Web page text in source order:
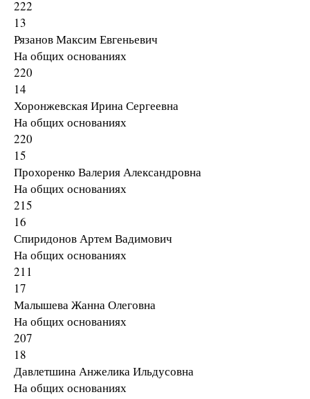
222
13
Рязанов Максим Евгеньевич
На общих основаниях
220
14
Хоронжевская Ирина Сергеевна
На общих основаниях
220
15
Прохоренко Валерия Александровна
На общих основаниях
215
16
Спиридонов Артем Вадимович
На общих основаниях
211
17
Малышева Жанна Олеговна
На общих основаниях
207
18
Давлетшина Анжелика Ильдусовна
На общих основаниях